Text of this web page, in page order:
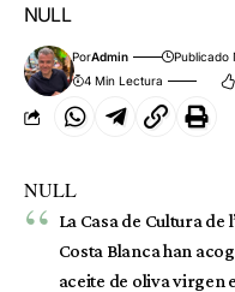
NULL
PorAdmin Publicado
4 Min Lectura
NULL
La Casa de Cultura de
Costa Blanca han
aceite de oliva virgen